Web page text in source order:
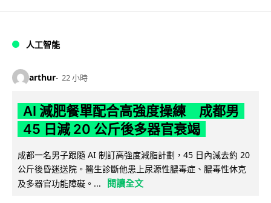
人工智能
arthur 22 小時
AI 減肥餐單配合高強度操練 成都男
45 日減 20 公斤後多器官衰竭
成都一名男子跟隨 AI 制訂高強度減脂計劃，45 日內減去約 20
公斤後昏迷送院。醫生診斷他患上尿源性膿毒症、膿毒性休克
及多器官功能障礙。...
閱讀全文